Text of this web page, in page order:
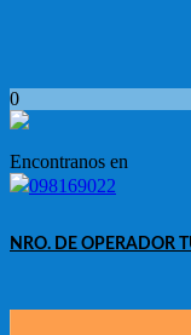
0
Encontranos en
098169022
NRO. DE OPERADOR